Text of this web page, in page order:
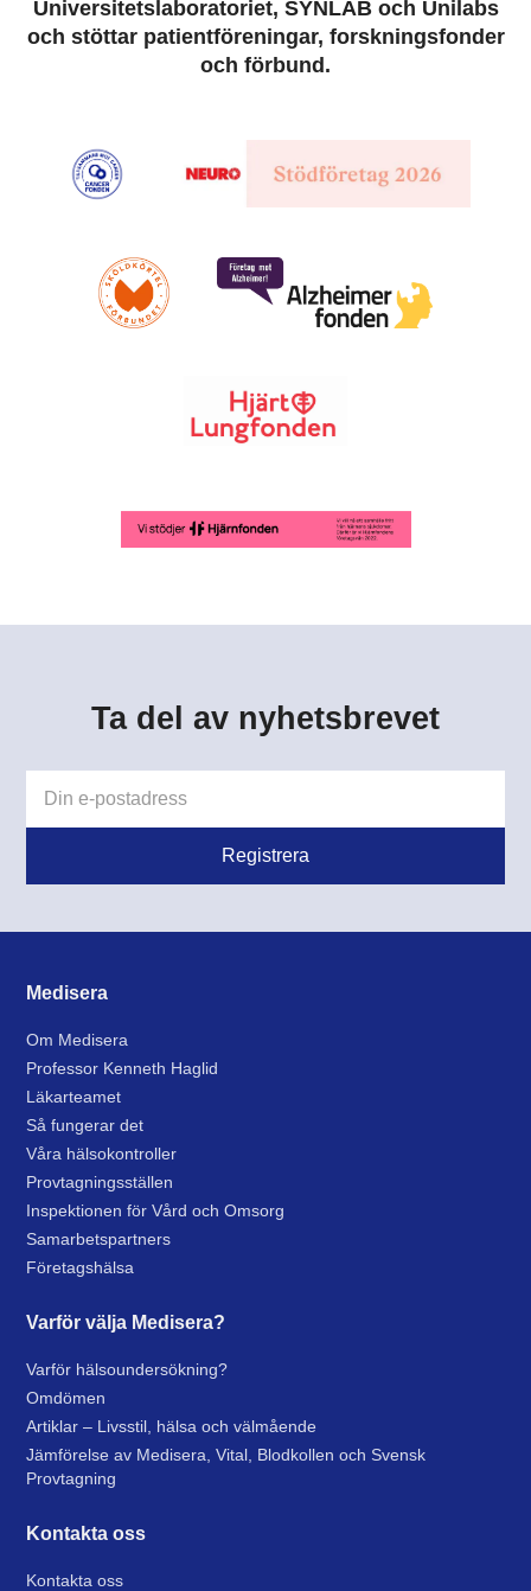
Universitetslaboratoriet, SYNLAB och Unilabs
och stöttar patientföreningar, forskningsfonder
och förbund.
Ta del av nyhetsbrevet
Medisera
Om Medisera
Professor Kenneth Haglid
Läkarteamet
Så fungerar det
Våra hälsokontroller
Provtagningsställen
Inspektionen för Vård och Omsorg
Samarbetspartners
Företagshälsa
Varför välja Medisera?
Varför hälsoundersökning?
Omdömen
Artiklar – Livsstil, hälsa och välmående
Jämförelse av Medisera, Vital, Blodkollen och Svensk
Provtagning
Kontakta oss
Kontakta oss